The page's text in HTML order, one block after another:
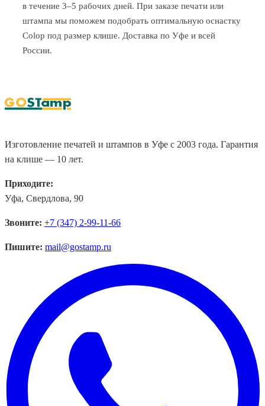
в течение 3–5 рабочих дней. При заказе печати или
штампа мы поможем подобрать оптимальную оснастку
Colop под размер клише. Доставка по Уфе и всей
России.
Изготовление печатей и штампов в Уфе с 2003 года. Гарантия
на клише — 10 лет.
Приходите:
Уфа, Свердлова, 90
Звоните: +7 (347) 2-99-11-66
Пишите: mail@gostamp.ru